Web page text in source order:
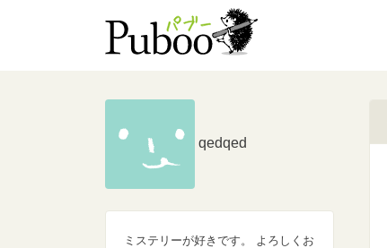
qedqed
ミステリーが好きです。 よろしくお